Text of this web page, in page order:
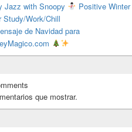
Jazz with Snoopy
Positive Winter
Study/Work/Chill
de Navidad para
que mostrar.